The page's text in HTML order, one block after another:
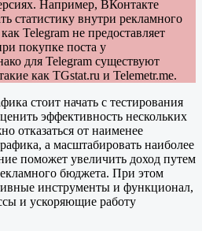
Например, ВКонтакте
статистику внутри рекламного
Telegram не предоставляет
покупке поста у
для Telegram существуют
как TGstat.ru и Telemetr.me.
стоит начать с тестирования
эффективность нескольких
отказаться от наименее
а масштабировать наиболее
поможет увеличить доход путем
бюджета. При этом
инструменты и функционал,
и ускоряющие работу